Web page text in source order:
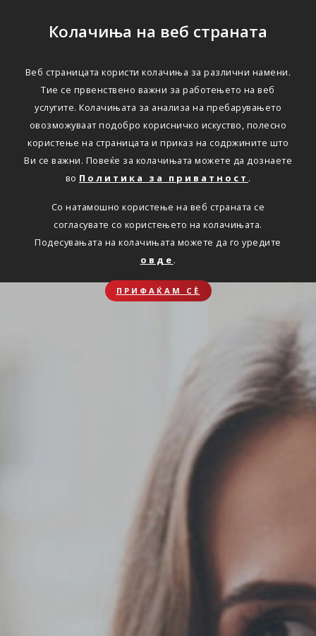
Колачиња на веб страната
Веб страницата користи колачиња за различни намени.
Тие се првенствено важни за работењето на веб
услугите. Колачињата за анализа на пребарувањето
овозможуваат подобро корисничко искуство, полесно
користење на страницата и приказ на содржините што
Ви се важни. Повеќе за колачињата можете да дознаете
во Политика за приватност .
Со натамошно користење на веб страната се
согласувате со користењето на колачињата.
Подесувањата на колачињата можете да го уредите
овде .
ПРИФАЌАМ СЀ